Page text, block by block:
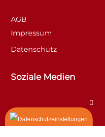
AGB
Impressum
Datenschutz
Soziale Medien